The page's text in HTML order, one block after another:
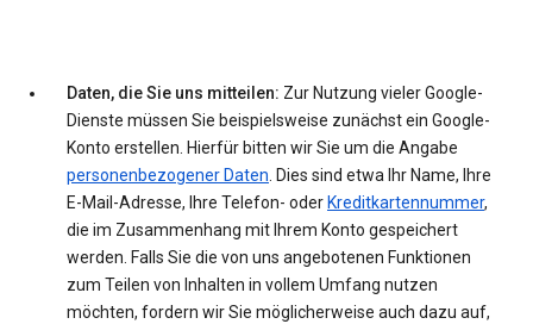
Daten, die Sie uns mitteilen: Zur Nutzung vieler Google-
Dienste müssen Sie beispielsweise zunächst ein Google-
Konto erstellen. Hierfür bitten wir Sie um die Angabe
personenbezogener Daten. Dies sind etwa Ihr Name, Ihre
E-Mail-Adresse, Ihre Telefon- oder Kreditkartennummer,
die im Zusammenhang mit Ihrem Konto gespeichert
werden. Falls Sie die von uns angebotenen Funktionen
zum Teilen von Inhalten in vollem Umfang nutzen
möchten, fordern wir Sie möglicherweise auch dazu auf,